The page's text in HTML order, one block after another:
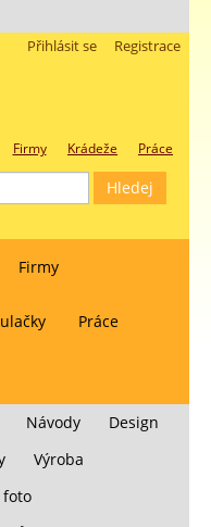
Registrace
Přihlásit se
Firmy Krádeže Práce
Firmy
Práce
Návody
Design
Výroba
foto